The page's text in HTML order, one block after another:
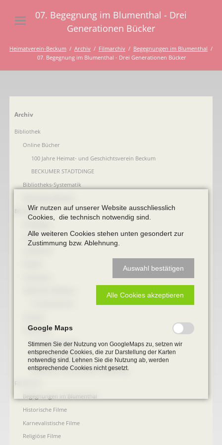
07. Begegnung im Blumenthal - Drei
Generationen Bücker
Heimatverein-Beckum Archiv Filmarchiv
Begegnungen im Blumenthal
07. Begegnung im Blumenthal - Drei Generationen Bücker
Navigation
Archiv
Bibliothek
Online Bücher
100 Jahre Heimat- und Geschichtsverein Beckum
BECKUMER STADTDINGE
Bibliotheks-Systematik
Bildarchiv
Fotos
Totenzettel
Totenzettel Bürger
Totenzettel Soldaten
Gefallenen und Vermißte 2. Weltkrieg
Filmarchiv
Begegnungen im Blumenthal
Historische Filme
Karnevalistische Filme
Religiöse Filme
Wir nutzen auf unserer Website ausschliesslich
Cookies, die technisch notwendig sind.
Alle weiteren Cookies stehen unten gesondert zur
Zustimmung bzw. Ablehnung.
Auswahl bestätigen
Alle Cookies akzeptieren
Google Maps
Stimmen Sie der Nutzung von GoogleMaps zu, setzen wir
entsprechende Cookies, die zur Darstellung der Karten
notwendig sind. Lehnen Sie die Nutzung ab, werden
entsprechende Cookies nicht gesetzt.